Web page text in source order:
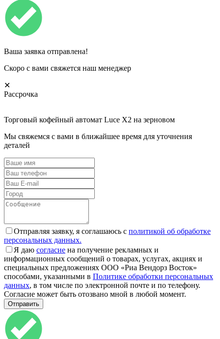
Ваша заявка отправлена!
Скоро с вами свяжется наш менеджер
✕
Рассрочка
Торговый кофейный автомат Luce X2 на зерновом
Мы свяжемся с вами в ближайшее время для уточнения
деталей
Отправляя заявку, я соглашаюсь с политикой об обработке
персональных данных.
Я даю согласие на получение рекламных и
информационных сообщений о товарах, услугах, акциях и
специальных предложениях ООО «Риа Вендорз Восток»
способами, указанными в Политике обработки персональных
данных, в том числе по электронной почте и по телефону.
Согласие может быть отозвано мной в любой момент.